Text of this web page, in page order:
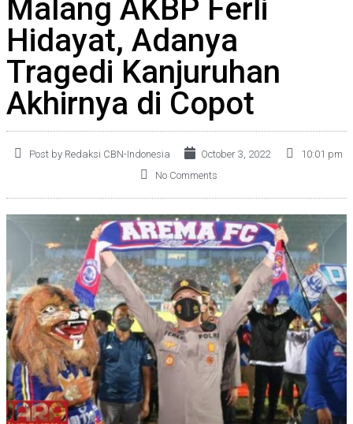
Malang AKBP Ferli
Hidayat, Adanya
Tragedi Kanjuruhan
Akhirnya di Copot
Post by Redaksi CBN-Indonesia October 3, 2022
10:01 pm
No Comments